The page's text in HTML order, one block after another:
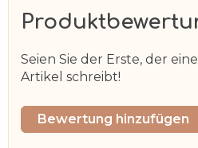
Seien Sie der Erste, der
Artikel schreibt!
Bewertung hinzufügen